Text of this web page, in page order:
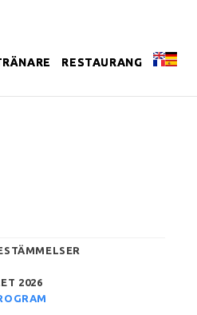
RESTAURANG
2026